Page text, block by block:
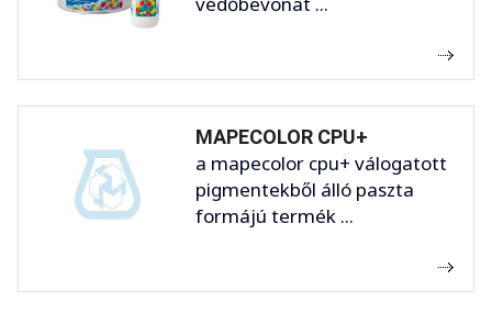
MAPECOLOR CPU+
a mapecolor cpu+ válogatott
pigmentekből álló paszta
formájú termék ...